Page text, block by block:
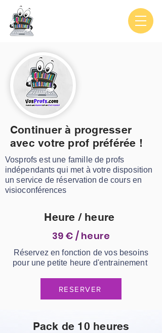
Continuer à progresser
avec votre prof préférée !
Vosprofs est une famille de profs
indépendants qui met à votre disposition
un service de réservation de cours en
visioconférences
Heure / heure
39 € / heure
Réservez en fonction de vos besoins
pour une petite heure d'entrainement
RESERVER
Pack de 10 heures